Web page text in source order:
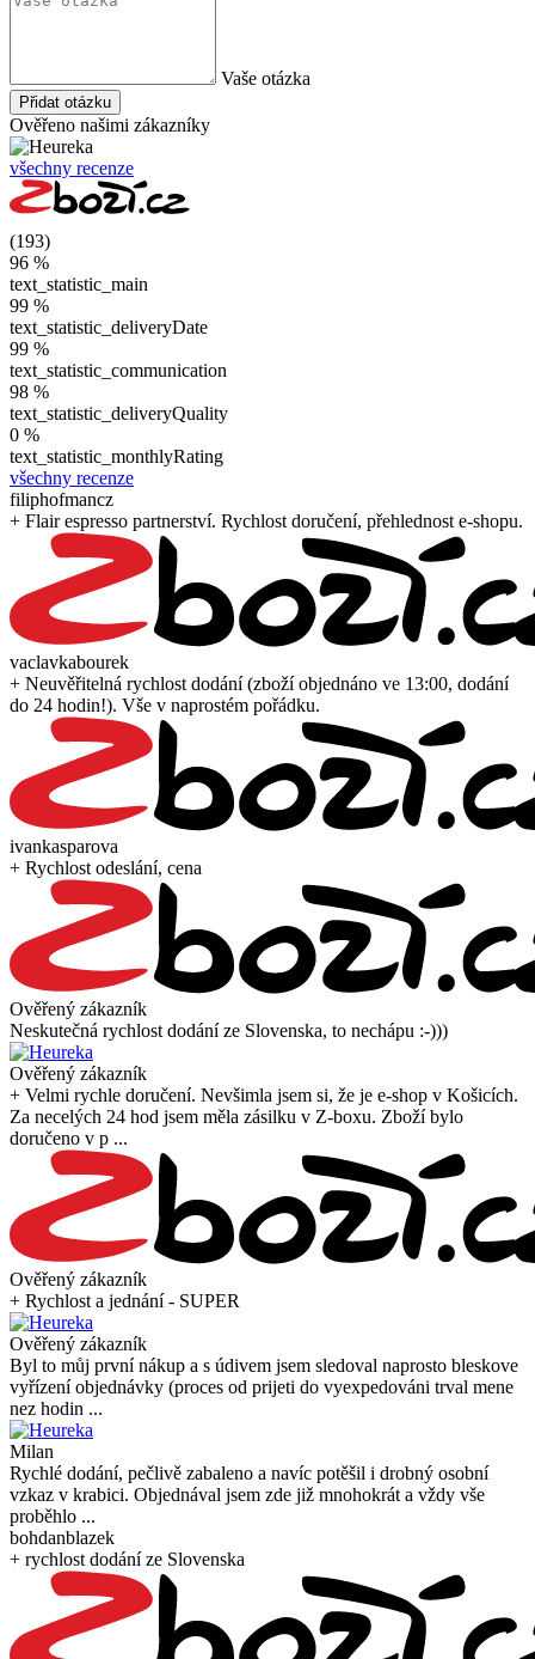
Vaše otázka
Přidat otázku
Ověřeno našimi zákazníky
všechny recenze
(193)
96 %
text_statistic_main
99 %
text_statistic_deliveryDate
99 %
text_statistic_communication
98 %
text_statistic_deliveryQuality
0 %
text_statistic_monthlyRating
všechny recenze
filiphofmancz
+ Flair espresso partnerství. Rychlost doručení, přehlednost e-shopu.
vaclavkabourek
+ Neuvěřitelná rychlost dodání (zboží objednáno ve 13:00, dodání
do 24 hodin!). Vše v naprostém pořádku.
ivankasparova
+ Rychlost odeslání, cena
Ověřený zákazník
Neskutečná rychlost dodání ze Slovenska, to nechápu :-)))
Ověřený zákazník
+ Velmi rychle doručení. Nevšimla jsem si, že je e-shop v Košicích.
Za necelých 24 hod jsem měla zásilku v Z-boxu. Zboží bylo
doručeno v p ...
Ověřený zákazník
+ Rychlost a jednání - SUPER
Ověřený zákazník
Byl to můj první nákup a s údivem jsem sledoval naprosto bleskove
vyřízení objednávky (proces od prijeti do vyexpedováni trval mene
nez hodin ...
Milan
Rychlé dodání, pečlivě zabaleno a navíc potěšil i drobný osobní
vzkaz v krabici. Objednával jsem zde již mnohokrát a vždy vše
proběhlo ...
bohdanblazek
+ rychlost dodání ze Slovenska